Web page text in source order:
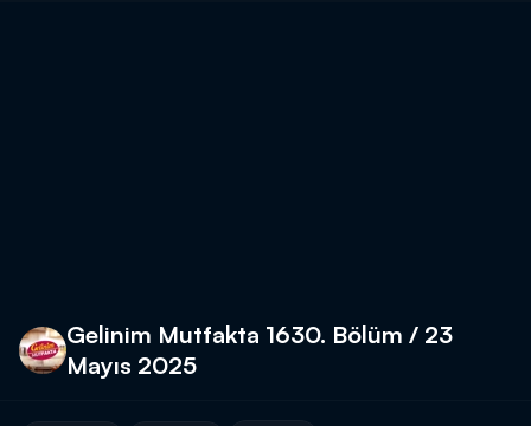
Gelinim Mutfakta 1630. Bölüm / 23
Mayıs 2025